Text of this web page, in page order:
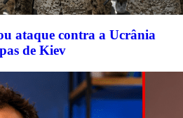
ataque contra a Ucrânia
de Kiev